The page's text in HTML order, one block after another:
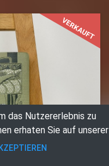
VERKAUFT
das Nutzererlebnis zu
erhaten Sie auf unserer